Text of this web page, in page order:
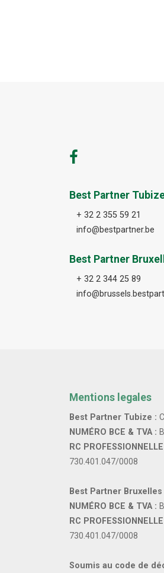
Best Partner
+ 32 2 355 59 21
info@bestpartner.be
Best Partner
+ 32 2 344 25 89
Mentions legales
Best Partner Tubize :
NUMÉRO BCE & TVA :
RC
730.401.047/0008
Best Partner Bruxelles
NUMÉRO BCE & TVA :
RC
730.401.047/0008
Soumis au code de